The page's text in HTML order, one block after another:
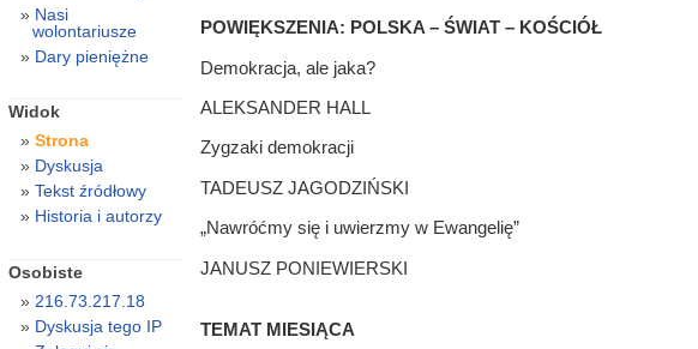
POWIĘKSZENIA: POLSKA – ŚWIAT – KOŚCIÓŁ
Demokracja, ale jaka?
ALEKSANDER HALL
Zygzaki demokracji
TADEUSZ JAGODZIŃSKI
„Nawróćmy się i uwierzmy w Ewangelię”
JANUSZ PONIEWIERSKI
TEMAT MIESIĄCA
Nasi
wolontariusze
Dary pieniężne
Widok
Strona
Dyskusja
Tekst źródłowy
Historia i autorzy
Osobiste
216.73.217.18
Dyskusja tego IP